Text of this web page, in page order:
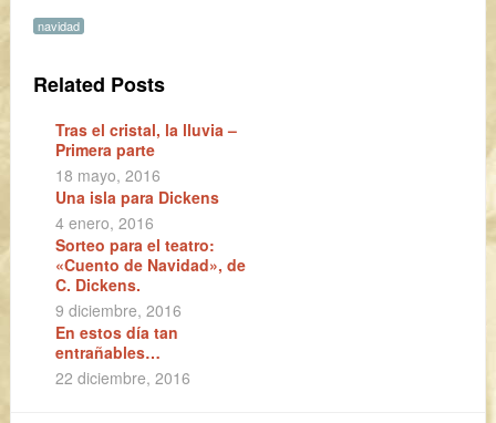
navidad
Related Posts
Tras el cristal, la lluvia –
Primera parte
18 mayo, 2016
Una isla para Dickens
4 enero, 2016
Sorteo para el teatro:
«Cuento de Navidad», de
C. Dickens.
9 diciembre, 2016
En estos día tan
entrañables…
22 diciembre, 2016